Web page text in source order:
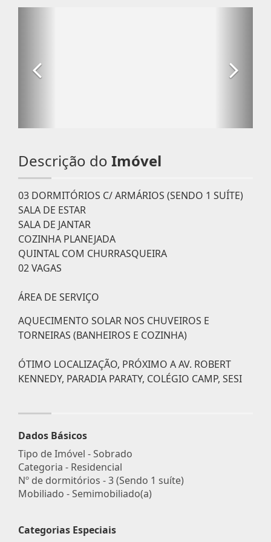
Descrição do Imóvel
03 DORMITÓRIOS C/ ARMÁRIOS (SENDO 1 SUÍTE)
SALA DE ESTAR
SALA DE JANTAR
COZINHA PLANEJADA
QUINTAL COM CHURRASQUEIRA
02 VAGAS
ÁREA DE SERVIÇO
AQUECIMENTO SOLAR NOS CHUVEIROS E
TORNEIRAS (BANHEIROS E COZINHA)
ÓTIMO LOCALIZAÇÃO, PRÓXIMO A AV. ROBERT
KENNEDY, PARADIA PARATY, COLÉGIO CAMP, SESI
Dados Básicos
Tipo de Imóvel - Sobrado
Categoria - Residencial
Nº de dormitórios - 3 (Sendo 1 suíte)
Mobiliado - Semimobiliado(a)
Categorias Especiais